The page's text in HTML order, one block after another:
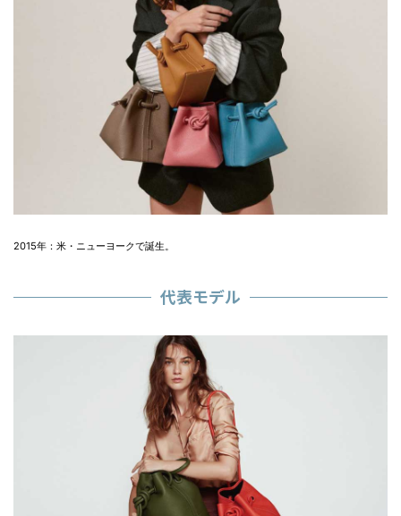
2015年：米・ニューヨークで誕生。
代表モデル